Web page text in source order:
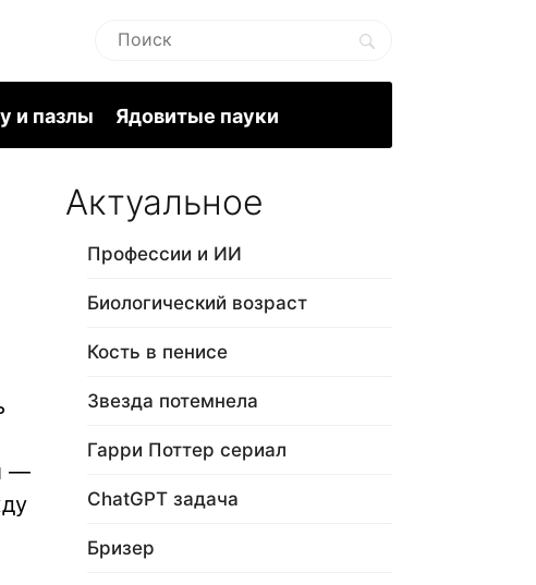
и пазлы Ядовитые пауки
—
Актуальное
Профессии и ИИ
Биологический возраст
Кость в пенисе
Звезда потемнела
Гарри Поттер сериал
ChatGPT задача
Бризер